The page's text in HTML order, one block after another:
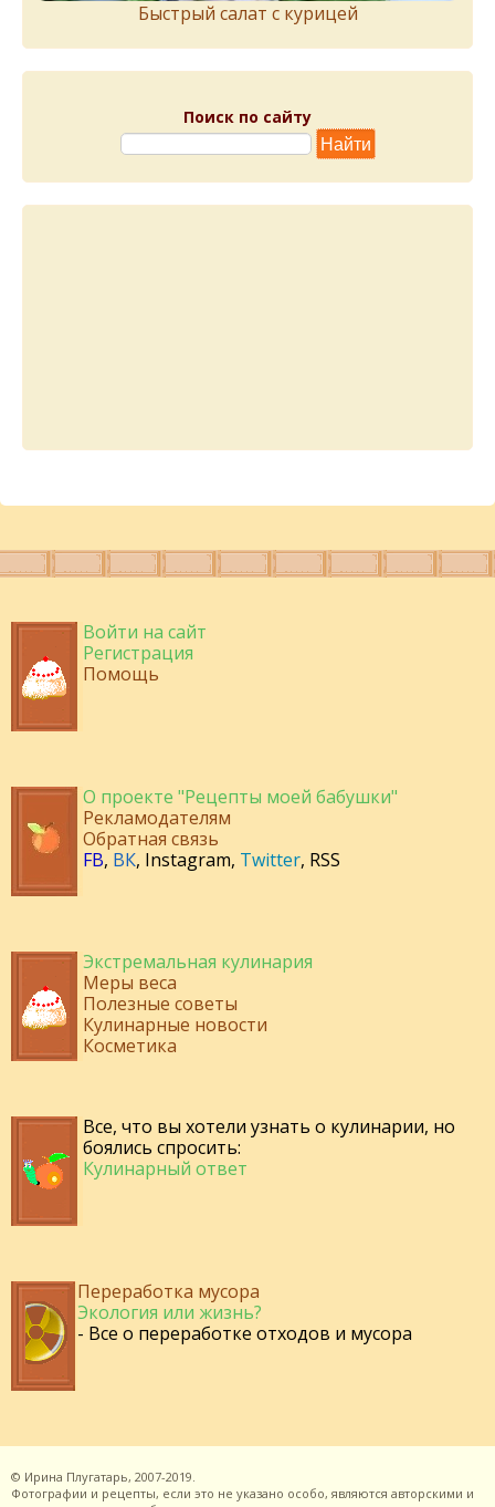
Быстрый салат с курицей
Поиск по сайту
Войти на сайт
Регистрация
Помощь
О проекте "Рецепты моей бабушки"
Рекламодателям
Обратная связь
FB, ВК, Instagram, Twitter, RSS
Экстремальная кулинария
Меры веса
Полезные советы
Кулинарные новости
Косметика
Все, что вы хотели узнать о кулинарии, но
боялись спросить:
Кулинарный ответ
Переработка мусора
Экология или жизнь?
- Все о переработке отходов и мусора
© Ирина Плугатарь, 2007-2019.
Фотографии и рецепты, если это не указано особо, являются авторскими и